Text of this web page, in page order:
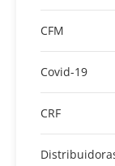
CFM
Covid-19
CRF